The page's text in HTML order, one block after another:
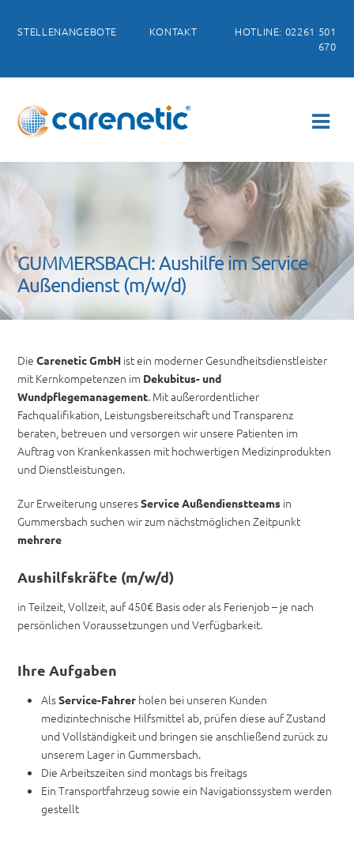
STELLENANGEBOTE KONTAKT
HOTLINE: 02261 501
670
GUMMERSBACH: Aushilfe im Service
Außendienst (m/w/d)
DieCarenetic GmbH ist ein moderner Gesundheitsdienstleister
mit Kernkompetenzen im Dekubitus- und
Wundpflegemanagement. Mit außerordentlicher
Fachqualifikation, Leistungsbereitschaft und Transparenz
beraten, betreuen und versorgen wir unsere Patienten im
Auftrag von Krankenkassen mit hochwertigen Medizinprodukten
und Dienstleistungen.
Zur Erweiterung unseresServiceAußendienstteams in
Gummersbach suchen wir zum nächstmöglichen Zeitpunkt
mehrere
Aushilfskräfte (m/w/d)
in Teilzeit, Vollzeit, auf 450€ Basis oder als Ferienjob – je nach
persönlichen Voraussetzungen und Verfügbarkeit.
Ihre Aufgaben
AlsService-Fahrer holen bei unseren Kunden
medizintechnische Hilfsmittel ab, prüfen diese auf Zustand
und Vollständigkeit und bringen sie anschließend zurück zu
unserem Lager in Gummersbach.
Die Arbeitszeiten sind montags bis freitags
Ein Transportfahrzeug sowie ein Navigationssystem werden
gestellt